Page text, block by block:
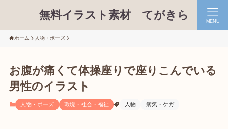
無料イラスト素材 てがきら MENU
ホーム 人物・ポーズ
お腹が痛くて体操座りで座りこんでいる
男性のイラスト
人物・ポーズ 環境・社会・福祉 人物 病気・ケガ